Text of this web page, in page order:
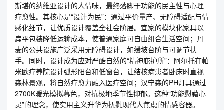
斯堪的纳维亚设计的人情味，最终落脚于功能的民主性与心理
疗愈性。其核心是“设计为民”：通过平价量产、无障碍适配与情
感化细节，让优质设计覆盖全社会阶层。宜家的模块化家具以
扁平包装降低运输成本，使普通家庭可自由组合生活空间；丹
麦的公共设施广泛采用无障碍设计，如缓坡台阶与可调节扶
手。同时，设计成为应对严酷自然的“精神庇护所”：阿尔托在帕
米欧疗养院设计弧形阳台和低窗台，让结核病患者卧床时直视
森林景观，将自然疗愈力融入医疗空间；汉宁森的PH灯具通过
2700K暖光模拟暮色，对抗极地季节性抑郁。这种“功能慰藉心
灵”的理念，使实用主义升华为抚慰现代人焦虑的情感容器。